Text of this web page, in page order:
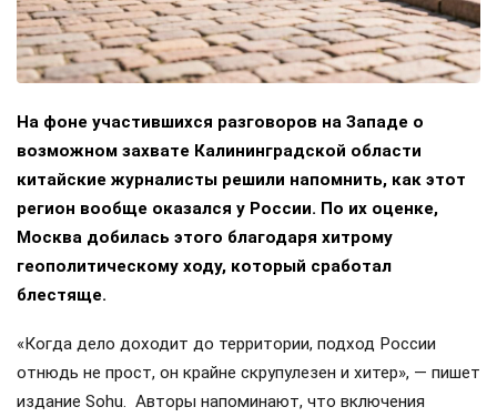
На фоне участившихся разговоров на Западе о
возможном захвате Калининградской области
китайские журналисты решили напомнить, как этот
регион вообще оказался у России. По их оценке,
Москва добилась этого благодаря хитрому
геополитическому ходу, который сработал
блестяще.
«Когда дело доходит до территории, подход России
отнюдь не прост, он крайне скрупулезен и хитер», — пишет
издание Sohu. Авторы напоминают, что включения